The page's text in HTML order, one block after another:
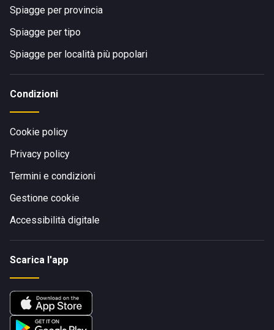
Spiagge per provincia
Spiagge per tipo
Spiagge per località più popolari
Condizioni
Cookie policy
Privacy policy
Termini e condizioni
Gestione cookie
Accessibilità digitale
Scarica l'app